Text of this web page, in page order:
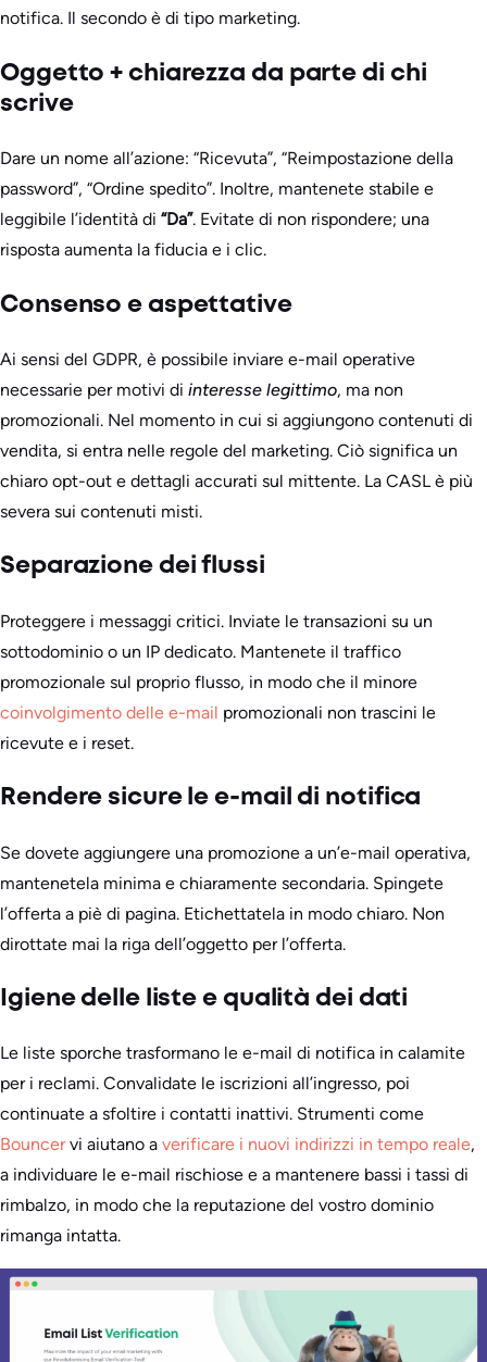
notifica. Il secondo è di tipo marketing.
Oggetto + chiarezza da parte di chi
scrive
Dare un nome all’azione: “Ricevuta”, “Reimpostazione della
password”, “Ordine spedito”. Inoltre, mantenete stabile e
leggibile l’identità di “Da”. Evitate di non rispondere; una
risposta aumenta la fiducia e i clic.
Consenso e aspettative
Ai sensi del GDPR, è possibile inviare e-mail operative
necessarie per motivi di interesse legittimo, ma non
promozionali. Nel momento in cui si aggiungono contenuti di
vendita, si entra nelle regole del marketing. Ciò significa un
chiaro opt-out e dettagli accurati sul mittente. La CASL è più
severa sui contenuti misti.
Separazione dei flussi
Proteggere i messaggi critici. Inviate le transazioni su un
sottodominio o un IP dedicato. Mantenete il traffico
promozionale sul proprio flusso, in modo che il minore
coinvolgimento delle e-mail promozionali non trascini le
ricevute e i reset.
Rendere sicure le e-mail di notifica
Se dovete aggiungere una promozione a un’e-mail operativa,
mantenetela minima e chiaramente secondaria. Spingete
l’offerta a piè di pagina. Etichettatela in modo chiaro. Non
dirottate mai la riga dell’oggetto per l’offerta.
Igiene delle liste e qualità dei dati
Le liste sporche trasformano le e-mail di notifica in calamite
per i reclami. Convalidate le iscrizioni all’ingresso, poi
continuate a sfoltire i contatti inattivi. Strumenti come
Bouncervi aiutano a verificare i nuovi indirizzi in tempo reale,
a individuare le e-mail rischiose e a mantenere bassi i tassi di
rimbalzo, in modo che la reputazione del vostro dominio
rimanga intatta.